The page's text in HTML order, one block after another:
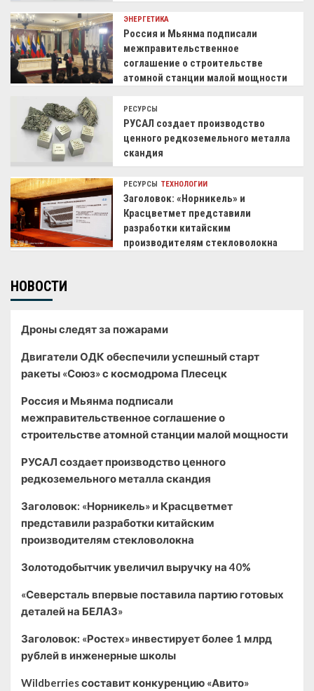
ЭНЕРГЕТИКА
Россия и Мьянма подписали
межправительственное
соглашение о строительстве
атомной станции малой мощности
РЕСУРСЫ
РУСАЛ создает производство
ценного редкоземельного металла
скандия
РЕСУРСЫ ТЕХНОЛОГИИ
Заголовок: «Норникель» и
Красцветмет представили
разработки китайским
производителям стекловолокна
НОВОСТИ
Дроны следят за пожарами
Двигатели ОДК обеспечили успешный старт
ракеты «Союз» с космодрома Плесецк
Россия и Мьянма подписали
межправительственное соглашение о
строительстве атомной станции малой мощности
РУСАЛ создает производство ценного
редкоземельного металла скандия
Заголовок: «Норникель» и Красцветмет
представили разработки китайским
производителям стекловолокна
Золотодобытчик увеличил выручку на 40%
«Северсталь впервые поставила партию готовых
деталей на БЕЛАЗ»
Заголовок: «Ростех» инвестирует более 1 млрд
рублей в инженерные школы
Wildberries составит конкуренцию «Авито»